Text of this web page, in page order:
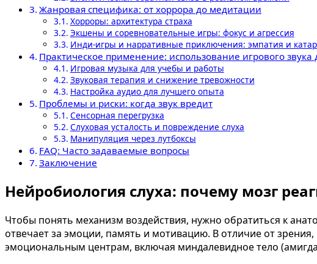
Жанровая специфика: от хоррора до медитации
Хорроры: архитектура страха
Экшены и соревновательные игры: фокус и агрессия
Инди-игры и нарративные приключения: эмпатия и
Практическое применение: использование игрового звука
Игровая музыка для учебы и работы
Звуковая терапия и снижение тревожности
Настройка аудио для лучшего опыта
Проблемы и риски: когда звук вредит
Сенсорная перегрузка
Слуховая усталость и повреждение слуха
Манипуляция через лутбоксы
FAQ: Часто задаваемые вопросы
Заключение
Нейробиология слуха: почему мозг
Чтобы понять механизм воздействия, нужно обратиться к
отвечает за эмоции, память и мотивацию. В отличие от
эмоциональным центрам, включая миндалевидное тело